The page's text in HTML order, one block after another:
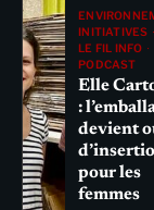
INITIATIVES
LE FIL INFO
PODCAST
Elle
:
devient
pour les
femmes